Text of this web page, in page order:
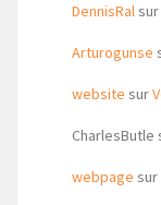
DennisRalsur
Arturogunse
website sur
CharlesButle
webpage sur